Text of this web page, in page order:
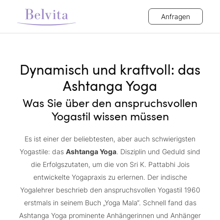
Anfragen
Dynamisch und kraftvoll: das
Ashtanga Yoga
Was Sie über den anspruchsvollen
Yogastil wissen müssen
Es ist einer der beliebtesten, aber auch schwierigsten
Yogastile: das Ashtanga Yoga. Disziplin und Geduld sind
die Erfolgszutaten, um die von Sri K. Pattabhi Jois
entwickelte Yogapraxis zu erlernen. Der indische
Yogalehrer beschrieb den anspruchsvollen Yogastil 1960
erstmals in seinem Buch „Yoga Mala“. Schnell fand das
Ashtanga Yoga prominente Anhängerinnen und Anhänger